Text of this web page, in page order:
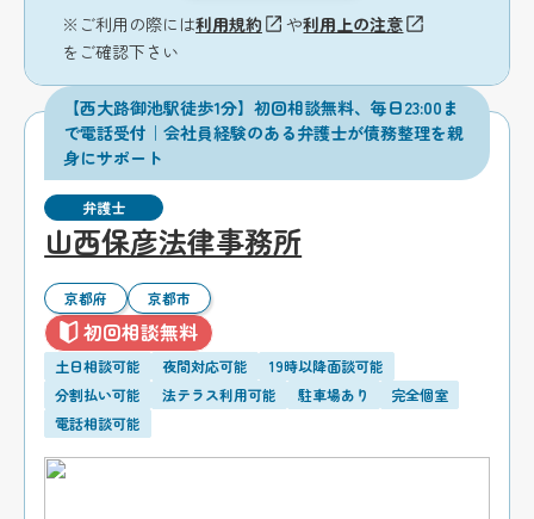
※ご利用の際には利用規約 や利用上の注意
をご確認下さい
【西大路御池駅徒歩1分】初回相談無料、毎日23:00ま
で電話受付｜会社員経験のある弁護士が債務整理を親
身にサポート
弁護士
山西保彦法律事務所
京都府 京都市
初回相談無料
土日相談可能 夜間対応可能
19時以降面談可能
分割払い可能
法テラス利用可能 駐車場あり
完全個室
電話相談可能